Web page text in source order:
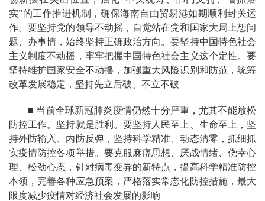
实”的工作推进机制，确保海南自由贸易港如期顺利封关运
作。要坚持党的领导不动摇，自觉站在党和国家大局上想问
题、办事情，始终坚持正确政治方向。要坚持中国特色社会
主义制度不动摇，牢牢把握中国特色社会主义这个定性。要
坚持维护国家安全不动摇，加强重大风险识别和防范，统筹
改革发展稳定，坚持先立后破、不立不破
■ 当前全球新冠肺炎疫情仍然十分严重，尤其不能放松
防控工作。坚持就是胜利。要坚持人民至上、生命至上，坚
持外防输入、内防反弹，坚持科学精准、动态清零，抓细抓
实疫情防控各项举措。要克服麻痹思想、厌战情绪、侥幸心
理、松劲心态，针对病毒变异的新特点，提高科学精准防控
本领，完善各种应急预案，严格落实常态化防控措施，最大
限度减少疫情对经济社会发展的影响